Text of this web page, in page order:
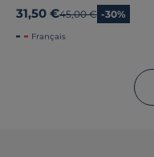
31,50 €Ancien prix
45,00 € -30%
Français